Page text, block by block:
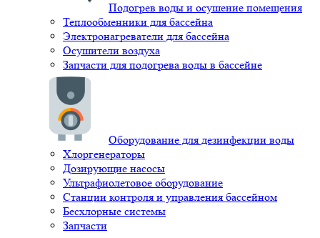
Подогрев воды и осушение помещения
Теплообменники для бассейна
Электронагреватели для бассейна
Осушители воздуха
Запчасти для подогрева воды в бассейне
Оборудование для дезинфекции воды
Хлоргенераторы
Дозирующие насосы
Ультрафиолетовое оборудование
Станции контроля и управления бассейном
Бесхлорные системы
Запчасти